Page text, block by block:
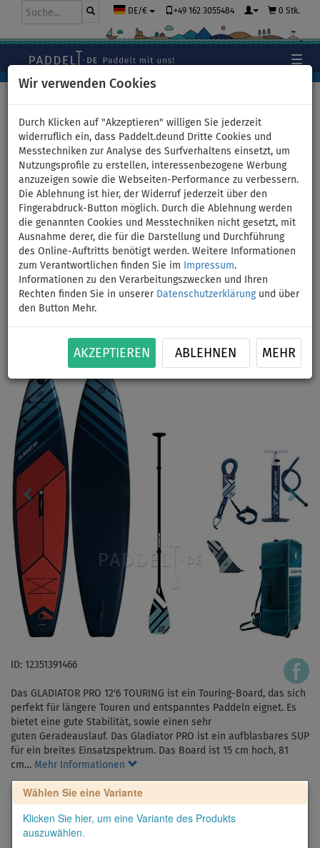
Wir verwenden Cookies
Durch Klicken auf "Akzeptieren" willigen Sie jederzeit
widerruflich ein, dass Paddelt.deund Dritte Cookies und
Messtechniken zur Analyse des Surfverhaltens einsetzt, um
Nutzungsprofile zu erstellen, interessenbezogene Werbung
anzuzeigen sowie die Webseiten-Performance zu verbessern.
Die Ablehnung ist hier, der Widerruf jederzeit über den
Fingerabdruck-Button möglich. Durch die Ablehnung werden
die genannten Cookies und Messtechniken nicht gesetzt, mit
Ausnahme derer, die für die Darstellung und Durchführung
des Online-Auftritts benötigt werden. Weitere Informationen
zum Verantwortlichen finden Sie im
Impressum.
Informationen zu den Verarbeitungszwecken und Ihren
Rechten finden Sie in unserer Datenschutzerklärungund über
den Button Mehr.
AKZEPTIEREN ABLEHNEN MEHR
DE/€ +49 162 3055484 0 Stk.
SUP GLADIATOR PRO 12'6''
TOURING mit Paddel 2026 -
aufblasbares Stand Up Paddle
Board - Variante: Grund-Set
PADDEL
INKL.
KARBON
PADDEL
BIS
150 kg
KAJAK SITZ
VERSAND
Previous Next
ID: 12351391466
Das GLADIATOR PRO 12'6 TOURING ist ein Touring-Board, das sich
perfekt für längere Touren und entspanntes Paddeln eignet. Es
bietet eine gute Stabilität, sowie einen sehr
guten Geradeauslauf. Das Gladiator PRO ist ein aufblasbares SUP
für ein breites Einsatzspektrum. Das Board ist 15 cm hoch, 81
cm… Mehr Informationen
Wählen Sie eine Variante
Klicken Sie hier, um eine Variante des Produkts
auszuwählen.